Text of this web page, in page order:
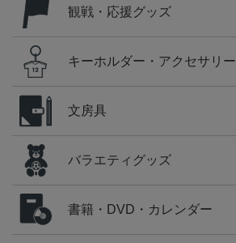
観戦・応援グッズ
キーホルダー・アクセサリー
文房具
バラエティグッズ
書籍・DVD・カレンダー